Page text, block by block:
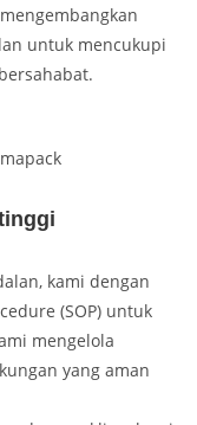
untuk mencukupi
kami dengan
(SOP) untuk
mengelola
yang aman